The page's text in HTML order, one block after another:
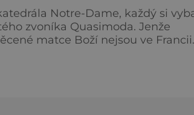
Notre-Dame, každý si
zvoníka Quasimoda. Jenže
matce Boží nejsou ve Francii
stejnojmennou katedrálou,